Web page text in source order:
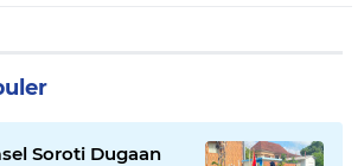
Soroti Dugaan